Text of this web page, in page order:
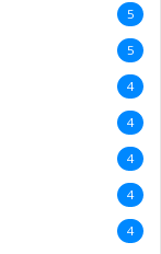
5
5
4
4
4
4
4